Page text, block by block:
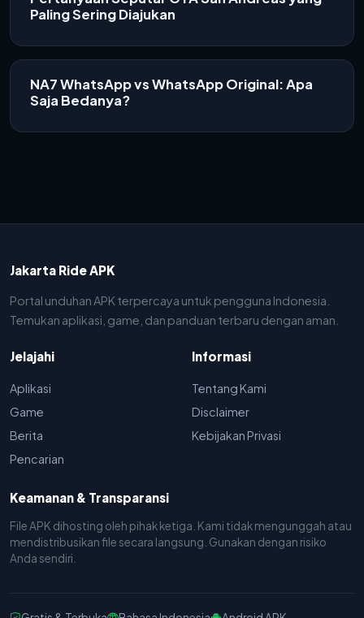
Paling Sering Diajukan
NA7 WhatsApp vs WhatsApp Original: Apa
Saja Bedanya?
Jakarta Ride APK
Portal unduhan APK terpercaya untuk pengguna Indonesia.
Temukan aplikasi, game, dan panduan terbaru dengan aman.
Jelajahi
Aplikasi
Game
Berita
Pencarian
Informasi
Tentang Kami
Disclaimer
Kebijakan Privasi
Keamanan & Transparansi
File APK dihosting oleh pihak ketiga. Kami tidak mengunggah atau
mendistribusikan file secara langsung. Gunakan dengan risiko
Anda sendiri.